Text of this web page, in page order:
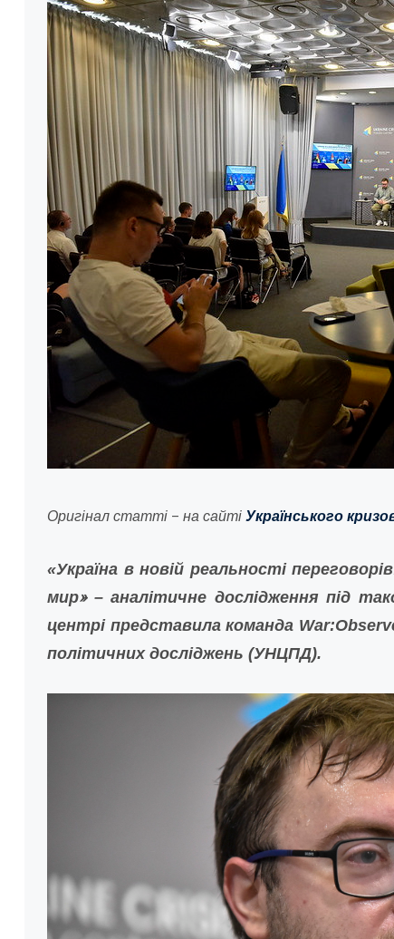
Оригінал статті – на сайті Українського
«Україна в новій реальності
мир»– аналітичне дослідження під
центрі представила команда
політичних досліджень (УНЦПД).